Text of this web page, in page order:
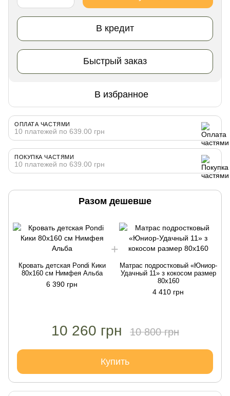
В кредит
Быстрый заказ
В избранное
ОПЛАТА ЧАСТЯМИ
10 платежей по 639.00 грн
ПОКУПКА ЧАСТЯМИ
10 платежей по 639.00 грн
Разом дешевше
Кровать детская Pondi Кики
80х160 см Нимфея Альба
6 390 грн
Матрас подростковый «Юниор-
Удачный 11» з кокосом размер
80х160
4 410 грн
10 260 грн 10 800 грн
Купить